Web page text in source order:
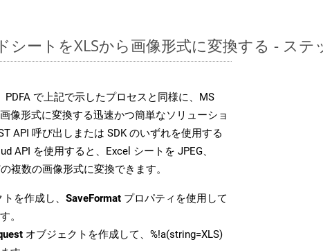
シートをXLSから画像形式に変換する - ス
で上記で示したプロセスと同様に、MS
像形式に変換する迅速かつ簡単なソリューショ
API 呼び出しまたは SDK のいずれを使用する
API を使用すると、Excel シートを JPEG、
複数の画像形式に変換できます。
を作成し、 SaveFormat プロパティを使用して
。
オブジェクトを作成して、%!a(string=XLS)